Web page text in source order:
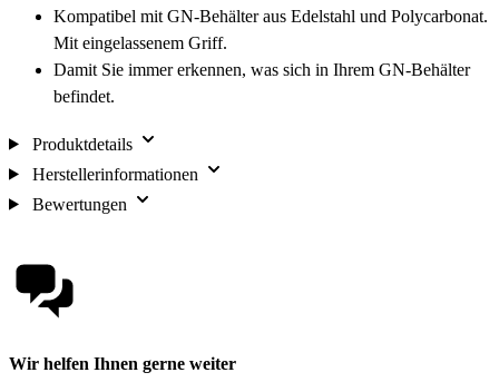
Kompatibel mit GN-Behälter aus Edelstahl und Polycarbonat.
Mit eingelassenem Griff.
Damit Sie immer erkennen, was sich in Ihrem GN-Behälter
befindet.
Produktdetails
Herstellerinformationen
Bewertungen
Wir helfen Ihnen gerne weiter